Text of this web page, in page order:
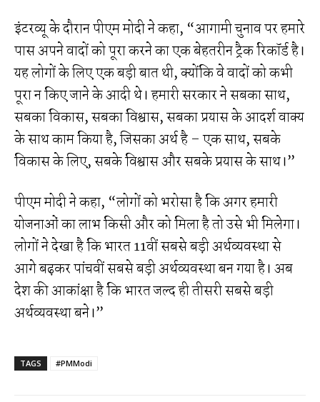
इंटरव्यू के दौरान पीएम मोदी ने कहा, “आगामी चुनाव पर हमारे
पास अपने वादों को पूरा करने का एक बेहतरीन ट्रैक रिकॉर्ड है।
यह लोगों के लिए एक बड़ी बात थी, क्योंकि वे वादों को कभी
पूरा न किए जाने के आदी थे। हमारी सरकार ने सबका साथ,
सबका विकास, सबका विश्वास, सबका प्रयास के आदर्श वाक्य
के साथ काम किया है, जिसका अर्थ है – एक साथ, सबके
विकास के लिए, सबके विश्वास और सबके प्रयास के साथ।”
पीएम मोदी ने कहा, “लोगों को भरोसा है कि अगर हमारी
योजनाओं का लाभ किसी और को मिला है तो उसे भी मिलेगा।
लोगों ने देखा है कि भारत 11वीं सबसे बड़ी अर्थव्यवस्था से
आगे बढ़कर पांचवीं सबसे बड़ी अर्थव्यवस्था बन गया है। अब
देश की आकांक्षा है कि भारत जल्द ही तीसरी सबसे बड़ी
अर्थव्यवस्था बने।”
TAGS #PMModi